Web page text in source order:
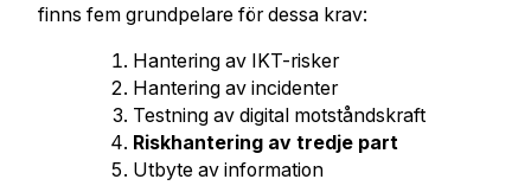
finns fem grundpelare för dessa krav:
Hantering av IKT-risker
Hantering av incidenter
Testning av digital motståndskraft
Riskhantering av tredje part
Utbyte av information